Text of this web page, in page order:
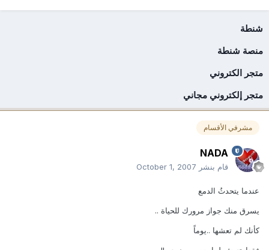
شنطة
منصة شنطة
متجر الكتروني
متجر إلكتروني مجاني
مشرفي الأقسام
NADA
قام بنشر October 1, 2007
عندما يتحدثُ الدمع
يسرق منك جواز مرورك للحياة ..
كأنك لم تعشها ..يوماً